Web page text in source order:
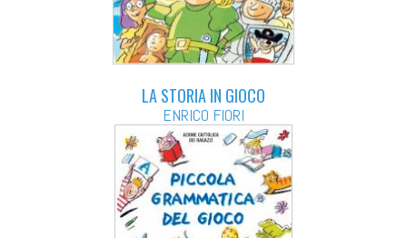
LA STORIA IN GIOCO
ENRICO FIORI